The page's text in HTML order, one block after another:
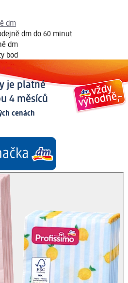
dm
dm do 60 minut
dm
bod
je platné
4 měsíců
cenách